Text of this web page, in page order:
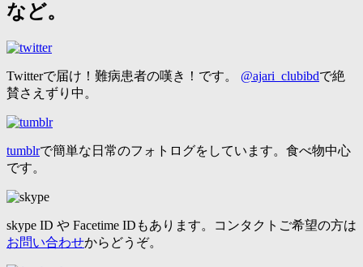
など。
Twitterで届け！難病患者の嘆き！です。 @ajari_clubibdで絶
賛さえずり中。
tumblrで簡単な日常のフォトログをしています。食べ物中心
です。
skype ID や Facetime IDもあります。コンタクトご希望の方は
お問い合わせからどうぞ。